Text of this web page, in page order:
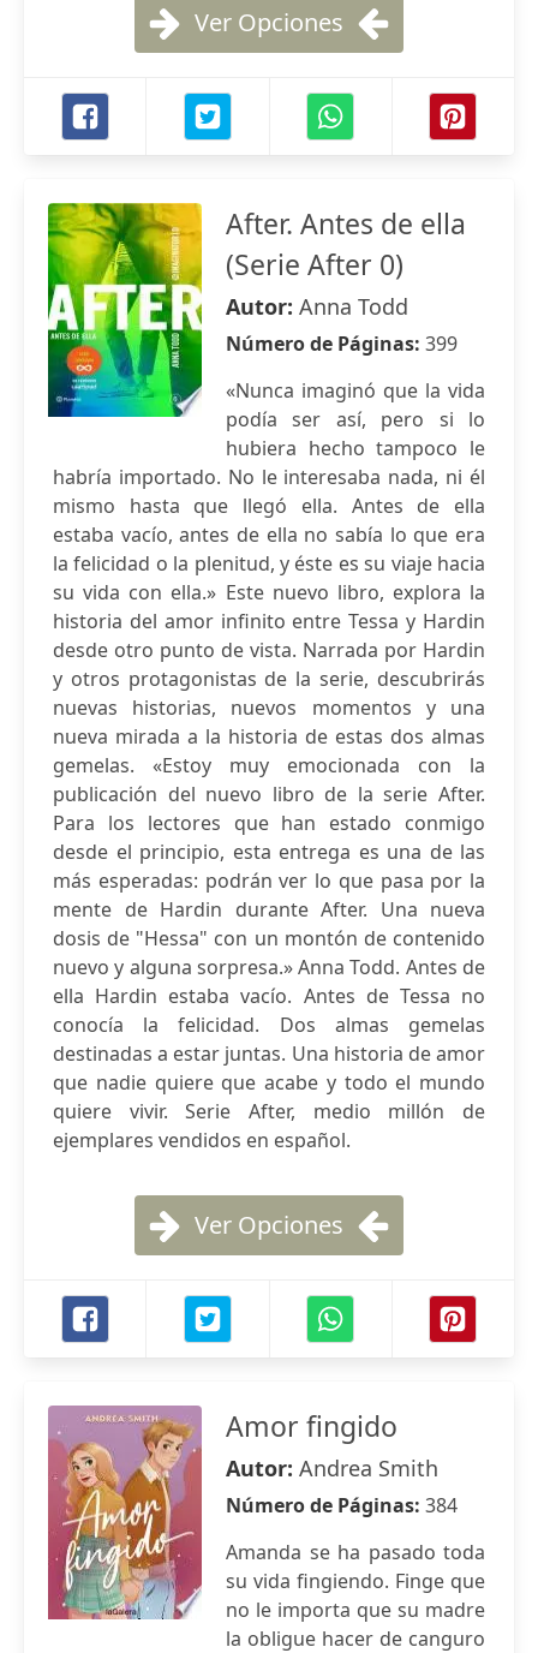
Ver Opciones
After. Antes de ella
(Serie After 0)
Autor: Anna Todd
Número de Páginas: 399
«Nunca imaginó que la vida
podía ser así, pero si lo
hubiera hecho tampoco le
habría importado. No le interesaba nada, ni él
mismo hasta que llegó ella. Antes de ella
estaba vacío, antes de ella no sabía lo que era
la felicidad o la plenitud, y éste es su viaje hacia
su vida con ella.» Este nuevo libro, explora la
historia del amor infinito entre Tessa y Hardin
desde otro punto de vista. Narrada por Hardin
y otros protagonistas de la serie, descubrirás
nuevas historias, nuevos momentos y una
nueva mirada a la historia de estas dos almas
gemelas. «Estoy muy emocionada con la
publicación del nuevo libro de la serie After.
Para los lectores que han estado conmigo
desde el principio, esta entrega es una de las
más esperadas: podrán ver lo que pasa por la
mente de Hardin durante After. Una nueva
dosis de "Hessa" con un montón de contenido
nuevo y alguna sorpresa.» Anna Todd. Antes de
ella Hardin estaba vacío. Antes de Tessa no
conocía la felicidad. Dos almas gemelas
destinadas a estar juntas. Una historia de amor
que nadie quiere que acabe y todo el mundo
quiere vivir. Serie After, medio millón de
ejemplares vendidos en español.
Ver Opciones
Amor fingido
Autor: Andrea Smith
Número de Páginas: 384
Amanda se ha pasado toda
su vida fingiendo. Finge que
no le importa que su madre
la obligue hacer de canguro